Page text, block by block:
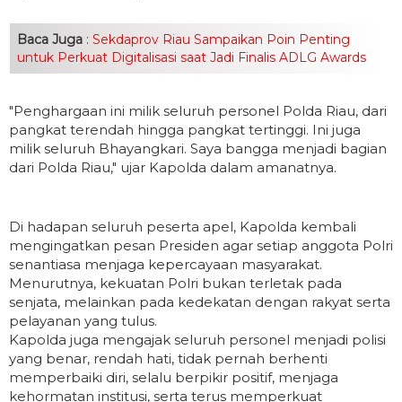
Baca Juga : Sekdaprov Riau Sampaikan Poin Penting
untuk Perkuat Digitalisasi saat Jadi Finalis ADLG Awards
"Penghargaan ini milik seluruh personel Polda Riau, dari
pangkat terendah hingga pangkat tertinggi. Ini juga
milik seluruh Bhayangkari. Saya bangga menjadi bagian
dari Polda Riau," ujar Kapolda dalam amanatnya.
Di hadapan seluruh peserta apel, Kapolda kembali
mengingatkan pesan Presiden agar setiap anggota Polri
senantiasa menjaga kepercayaan masyarakat.
Menurutnya, kekuatan Polri bukan terletak pada
senjata, melainkan pada kedekatan dengan rakyat serta
pelayanan yang tulus.
Kapolda juga mengajak seluruh personel menjadi polisi
yang benar, rendah hati, tidak pernah berhenti
memperbaiki diri, selalu berpikir positif, menjaga
kehormatan institusi, serta terus memperkuat